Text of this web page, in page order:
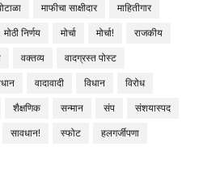
माफीचा साक्षीदार
माहितीगार
मोठी निर्णय मोर्चा मोर्चा!
राजकीय
वक्तव्य
वादग्रस्त पोस्ट
वादावादी विधान
विरोध
शैक्षणिक सन्मान संप
संशयास्पद
सावधान! स्फोट
हलगर्जीपणा